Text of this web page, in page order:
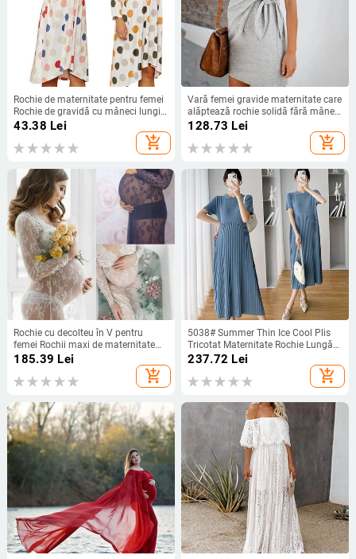
Rochie de maternitate pentru femei
Rochie de gravidă cu mâneci lungi
cu buline cu centură Rochii de
maternitate pentru baby shower de
toamnă Haine pentru femei gravide
43.38 Lei
add_shopping_cart
Vară femei gravide maternitate care
alăptează rochie solidă fără mâneci
alăptare vară sarcină rochie
128.73 Lei
add_shopping_cart
Rochie cu decolteu în V pentru
femei Rochii maxi de maternitate
din dantelă Fotografie de fantezie
Rochii pentru femei însărcinate
Accesorii de fotografie
185.39 Lei
add_shopping_cart
5038# Summer Thin Ice Cool Plis
Tricotat Maternitate Rochie Lungă
Elegantă A Line Haine largi pentru
237.72 Lei
add_shopping_cart